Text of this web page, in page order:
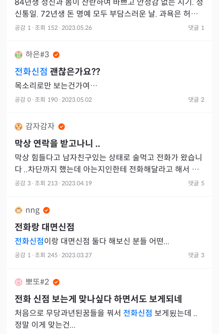
84년생 정신과 몸이 산란하여 바쁘고 안정감 없는 시기. 정
신통일. 72년생 돈 명예 모두 부담스러운 날. 과욕은 허탈
감 초래. 근검절약. 60년생 뒤로 자빠져도 코가 깨지듯
공감 1 · 조회 152 · 2023.05.26 댓글 1
하은#3
전화신점 괜찮은가요??
목소리로만 보는건가여…
공감 0 · 조회 190 · 2023.05.02 댓글 2
감자감자
막상 연락을 받고나니 ..
막상 힘들다고 남자친구있는 상태로 술먹고 전화가 왔습니
다 ..차단까지 했는데 아는지인한테 전화해달라고 해서 고
민하다가 전화를 했죠 .. 힘들다고 너는 행복하게 사는데 자
공감 3 · 조회 213 · 2023.04.19 댓글 5
nng
전화랑 대면신점
전화신점이랑 대면신점 둘다 해보신 분들 어떤...
공감 1 · 조회 245 · 2023.03.27 댓글 3
뽀또#2
전화 신점 보는게 맞나싶다 하면서도 보게되네
처음으로 무당과년된꿈들을 꿔서 전화신점 보게됬는데 ..
정말 이게 맞는건...